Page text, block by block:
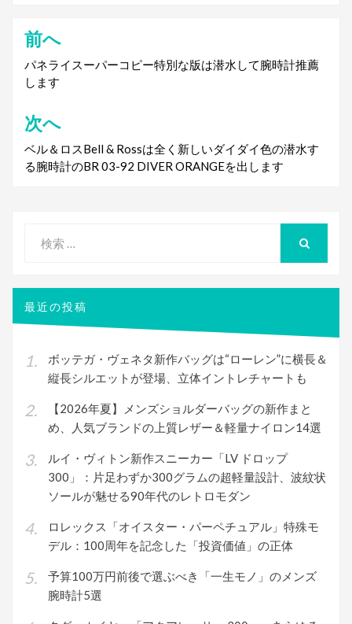
投
稿
ナ
ビ
ゲ
ー
ン
前へ
パネライスーパーコピー特別な版は潜水して腕時計推薦
します
次へ
ベル＆ロスBell & Rossは全く新しいダイダイ色の潜水す
る腕時計のBR 03-92 DIVER ORANGEを出します
象:
最近の投稿
ボッテガ・ヴェネタ新作バッグは“ローレン”に横長＆
縦長シルエットが登場、立体イントレチャートも
【2026年夏】メンズショルダーバッグの新作まと
め、人気ブランドの上質レザー＆軽量ナイロン14選
ルイ・ヴィトン新作スニーカー「LV ドロップ
300」：片足わずか300グラムの超軽量設計、波紋状
ソールが魅せる90年代のレトロモダン
ロレックス「オイスター・パーペチュアル」特殊モ
デル：100周年を記念した「投資価値」の正体
予算100万円前後で選ぶべき「一生モノ」のメンズ
腕時計5選